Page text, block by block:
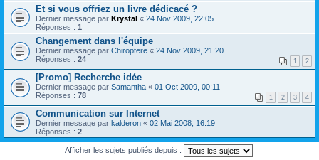
Et si vous offriez un livre dédicacé ?
Dernier message par Krystal « 24 Nov 2009, 22:05
Réponses : 1
Changement dans l'équipe
Dernier message par Chiroptere « 24 Nov 2009, 21:20
Réponses : 24 1 2
[Promo] Recherche idée
Dernier message par Samantha « 01 Oct 2009, 00:11
Réponses : 78 1 2 3 4
Communication sur Internet
Dernier message par kalderon « 02 Mai 2008, 16:19
Réponses : 2
Afficher les sujets publiés depuis :